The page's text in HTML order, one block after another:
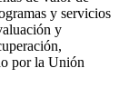
y servicios
y
por la Unión